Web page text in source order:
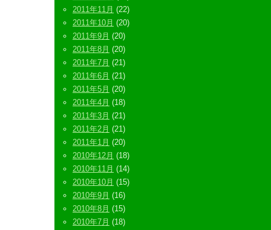
2011年11月 (22)
2011年10月 (20)
2011年9月 (20)
2011年8月 (20)
2011年7月 (21)
2011年6月 (21)
2011年5月 (20)
2011年4月 (18)
2011年3月 (21)
2011年2月 (21)
2011年1月 (20)
2010年12月 (18)
2010年11月 (14)
2010年10月 (15)
2010年9月 (16)
2010年8月 (15)
2010年7月 (18)